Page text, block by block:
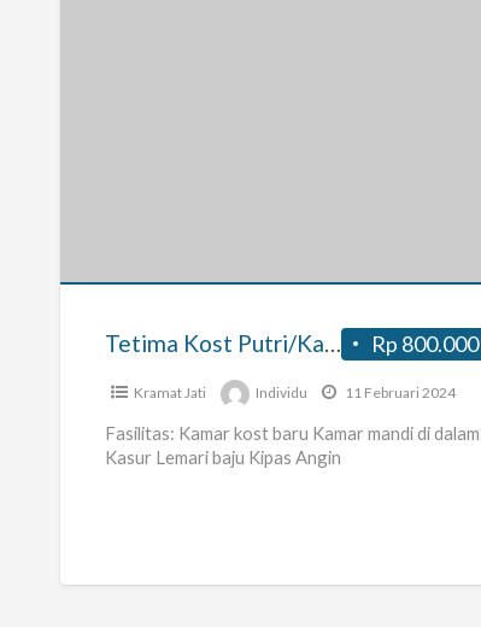
Rp 800.000
Tetima Kost Putri/Karyawati
Kramat Jati Individu 11 Februari 2024
Fasilitas: Kamar kost baru Kamar mandi di dalam
Kasur Lemari baju Kipas Angin